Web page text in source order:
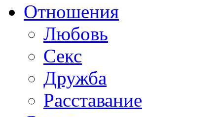
Отношения
Любовь
Секс
Дружба
Расставание